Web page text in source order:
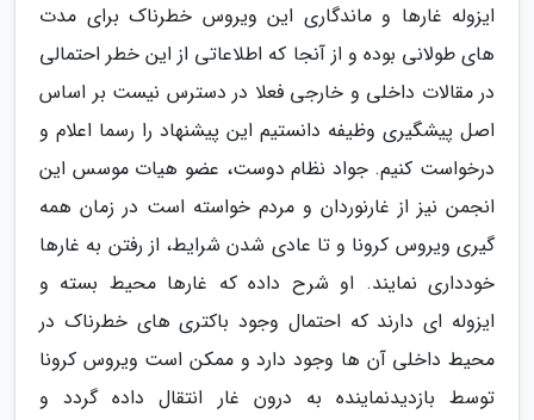
ایزوله غارها و ماندگاری این ویروس خطرناک برای مدت
های طولانی بوده و از آنجا که اطلاعاتی از این خطر احتمالی
در مقالات داخلی و خارجی فعلا در دسترس نیست بر اساس
اصل پیشگیری وظیفه دانستیم این پیشنهاد را رسما اعلام و
درخواست کنیم. جواد نظام دوست، عضو هیات موسس این
انجمن نیز از غارنوردان و مردم خواسته است در زمان همه
گیری ویروس کرونا و تا عادی شدن شرایط، از رفتن به غارها
خودداری نمایند. او شرح داده که غارها محیط بسته و
ایزوله ای دارند که احتمال وجود باکتری های خطرناک در
محیط داخلی آن ها وجود دارد و ممکن است ویروس کرونا
توسط بازدیدنماینده به درون غار انتقال داده گردد و